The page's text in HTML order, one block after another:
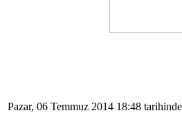
Pazar, 06 Temmuz 2014 18:48